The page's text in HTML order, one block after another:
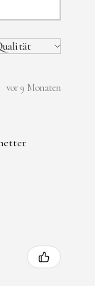
vor 9 Monaten